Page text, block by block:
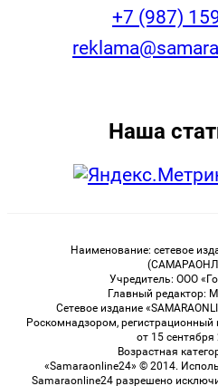
+7 (987)
Наша
Наименование: сетевое
Учредитель: ООО
Главный редактор:
Сетевое издание
Роскомнадзором,
от 15 сентября
Возрастная
«Samaraonline24» © 2014.
Samaraonline24 разрешено